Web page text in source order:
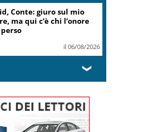
Conte: giuro sul mio
ma qui c’è chi l’onore
perso
il 06/08/2026
❯